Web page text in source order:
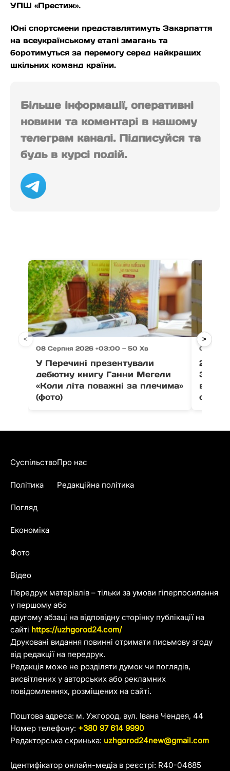
УПШ «Престиж».
Юні спортсмени представлятимуть Закарпаття
на всеукраїнському етапі змагань та
боротимуться за перемогу серед найкращих
шкільних команд країни.
Більше інформації, оперативні
новини та коментарі в нашому
телеграм каналі. Підписуйся та
будь в курсі подій.
08 Серпня 2026 +03:00 — 50 Хв
У Перечині презентували
дебютну книгу Ганни Мегели
«Коли літа поважні за плечима»
(фото)
08
21
< >
Передрук матеріалів – тільки за умови гіперпосилання
у першому або
другому абзаці на відповідну сторінку публікації на
сайті https://uzhgorod24.com/
Друковані видання повинні отримати письмову згоду
від редакції на передрук.
Редакція може не розділяти думок чи поглядів,
висвітлених у авторських або рекламних
повідомленнях, розміщених на сайті.
Поштова адреса: м. Ужгород, вул. Івана Чендея, 44
Номер телефону: +380 97 614 9990
Редакторська скринька: uzhgorod24new@gmail.com
Ідентифікатор онлайн-медіа в реєстрі: R40-04685
Суспільство
Політика
Погляд
Економіка
Фото
Відео
Про нас
Редакційна політика